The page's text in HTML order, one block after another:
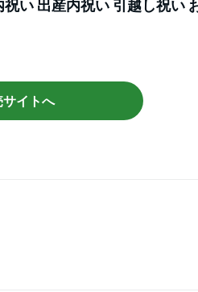
い 出産内祝い 引越し祝い
入れ対応可 なかひら農場
サイトへ